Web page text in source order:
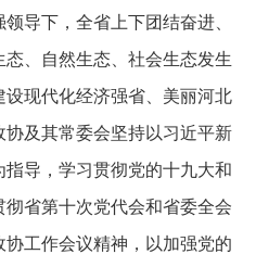
导下，全省上下团结奋进、
、自然生态、社会生态发生
现代化经济强省、美丽河北
及其常委会坚持以习近平新
导，学习贯彻党的十九大和
省第十次党代会和省委全会
工作会议精神，以加强党的